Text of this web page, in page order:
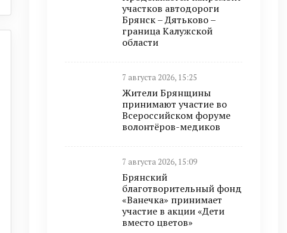
участков автодороги
Брянск – Дятьково –
граница Калужской
области
7 августа 2026, 15:25
Жители Брянщины
принимают участие во
Всероссийском форуме
волонтёров-медиков
7 августа 2026, 15:09
Брянский
благотворительный фонд
«Ванечка» принимает
участие в акции «Дети
вместо цветов»